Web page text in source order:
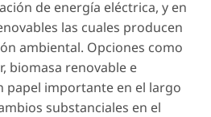
de energía eléctrica, y en
las cuales producen
ambiental. Opciones como
biomasa renovable e
papel importante en el largo
substanciales en el